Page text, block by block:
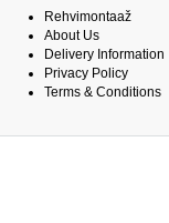
Rehvimontaaž
About Us
Delivery Information
Privacy Policy
Terms & Conditions